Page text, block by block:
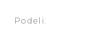
Podeli: